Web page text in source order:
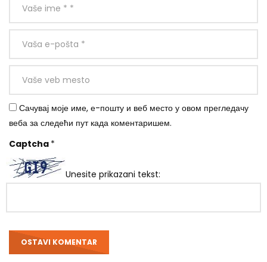
Сачувај моје име, е-пошту и веб место у овом прегледачу
веба за следећи пут када коментаришем.
Captcha *
Unesite prikazani tekst: